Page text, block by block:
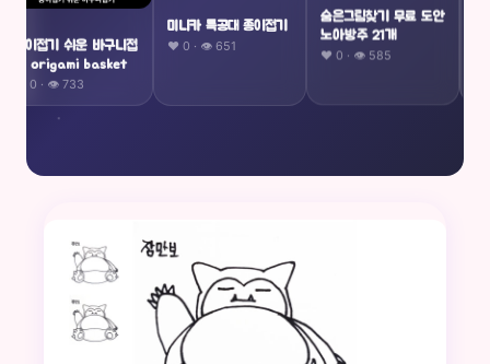
종이접기 쉬운 바구니접
기 origami basket
❤️ 0 · 👁 733
미니카 특공대 종이접기
❤️ 0 · 👁 651
숨은그림찾기 무료 도안
노아방주 21개
❤️ 0 · 👁 585